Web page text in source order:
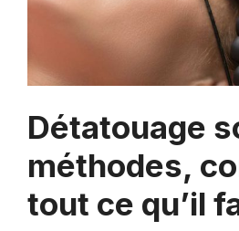
Détatouage
méthodes,
tout ce qu’il